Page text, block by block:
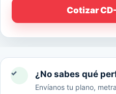
Cotizar
✓ ¿No sabes qué
Envíanos tu plano,